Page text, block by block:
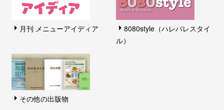
月刊 メニューアイディア
8080style（ハレバレスタイ
ル）
その他の出版物